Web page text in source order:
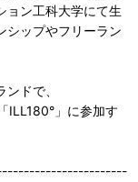
ョン工科大学にて生
シップやフリーラン
ドで、
ILL180°」に参加す